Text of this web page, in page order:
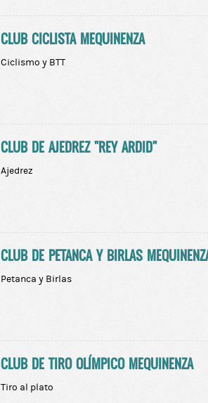
CLUB CICLISTA MEQUINENZA
Ciclismo y BTT
CLUB DE AJEDREZ "REY ARDID"
Ajedrez
CLUB DE PETANCA Y BIRLAS
Petanca y Birlas
CLUB DE TIRO OLÍMPICO MEQUINENZA
Tiro al plato